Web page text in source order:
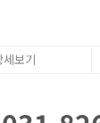
보기